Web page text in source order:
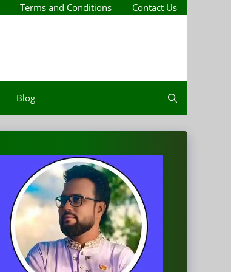
Terms and Conditions Contact Us
Blog